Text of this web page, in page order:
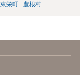
東栄町 豊根村